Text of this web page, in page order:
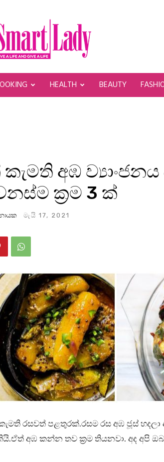
HEALTH BEAUTY
අඹ
ක්‍රම 3 ක්
මැයි 17, 2021
රසවත් පළතුරක්.රසම රස අඹ ජූස් හදලා
අඹ කන්න තව ක්‍රම තියනවා. අද අපි